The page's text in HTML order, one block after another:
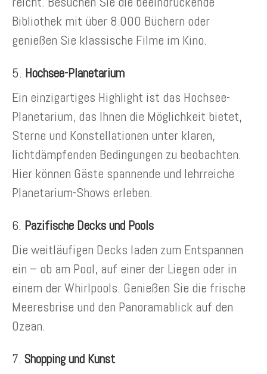
Bibliothek mit über 8.000 Büchern oder
genießen Sie klassische Filme im Kino.
5. Hochsee-Planetarium
Ein einzigartiges Highlight ist das Hochsee-
Planetarium, das Ihnen die Möglichkeit bietet,
Sterne und Konstellationen unter klaren,
lichtdämpfenden Bedingungen zu beobachten.
Hier können Gäste spannende und lehrreiche
Planetarium-Shows erleben.
6. Pazifische Decks und Pools
Die weitläufigen Decks laden zum Entspannen
ein – ob am Pool, auf einer der Liegen oder in
einem der Whirlpools. Genießen Sie die frische
Meeresbrise und den Panoramablick auf den
Ozean.
7. Shopping und Kunst